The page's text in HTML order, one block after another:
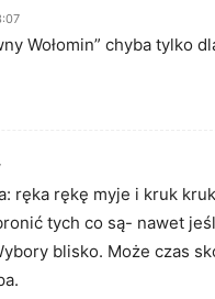
Wołomin” chyba tylko
ręka rękę myje i kruk
tych co są- nawet
blisko. Może czas